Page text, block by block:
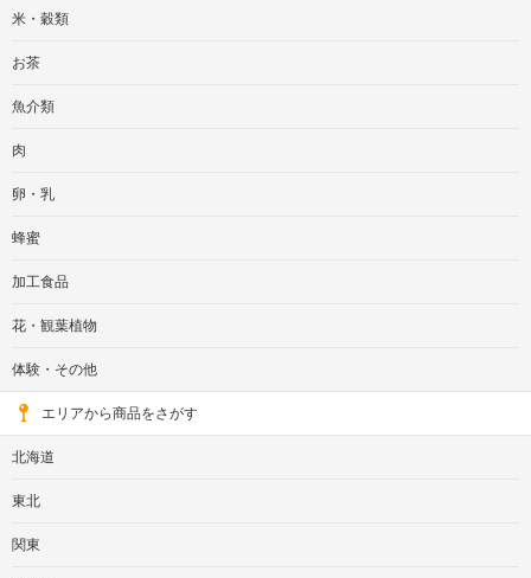
米・穀類
お茶
魚介類
肉
卵・乳
蜂蜜
加工食品
花・観葉植物
体験・その他
エリアから商品をさがす
北海道
東北
関東